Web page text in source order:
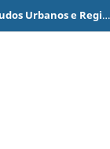
ESCALAS: Revista Multidisciplinar de Estudos Urbanos e Regionais